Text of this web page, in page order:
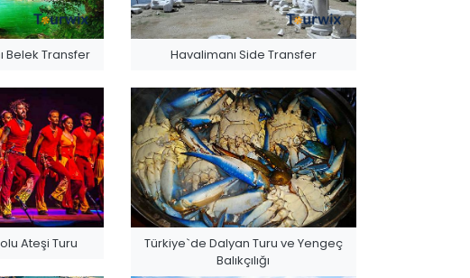
Belek Transfer Havalimanı Side Transfer
Ateşi Turu
Türkiye`de Dalyan Turu ve Yengeç
Balıkçılığı